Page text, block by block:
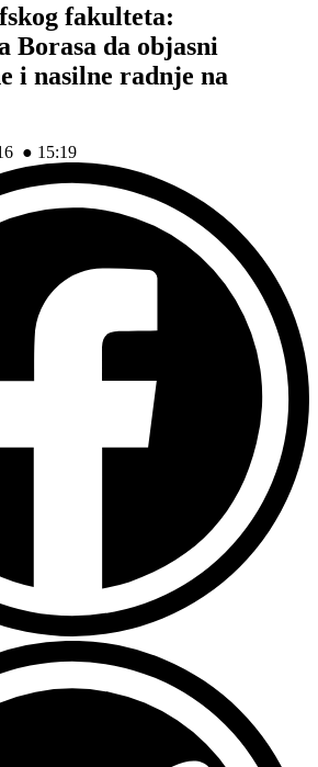
fakulteta:
Borasa da objasni
i nasilne radnje na
● 15:19